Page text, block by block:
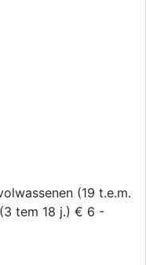
(19 t.e.m.
tem 18 j.) € 6 -